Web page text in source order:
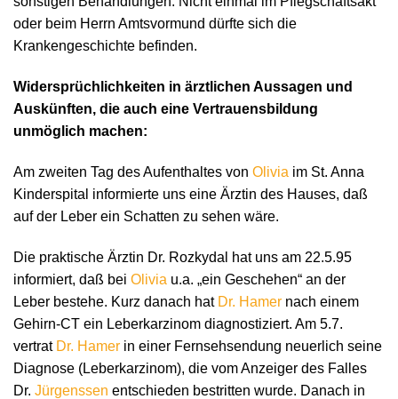
oder beim Herrn Amtsvormund dürfte sich die
Krankengeschichte befinden.
Widersprüchlichkeiten in ärztlichen Aussagen und
Auskünften, die auch eine Vertrauensbildung
unmöglich machen:
Am zweiten Tag des Aufenthaltes von Olivia im St. Anna
Kinderspital informierte uns eine Ärztin des Hauses, daß
auf der Leber ein Schatten zu sehen wäre.
Die praktische Ärztin Dr. Rozkydal hat uns am 22.5.95
informiert, daß bei Olivia u.a. „ein Geschehen“ an der
Leber bestehe. Kurz danach hat Dr. Hamer nach einem
Gehirn-CT ein Leberkarzinom diagnostiziert. Am 5.7.
vertrat Dr. Hamer in einer Fernsehsendung neuerlich seine
Diagnose (Leberkarzinom), die vom Anzeiger des Falles
Dr. Jürgenssen entschieden bestritten wurde. Danach in